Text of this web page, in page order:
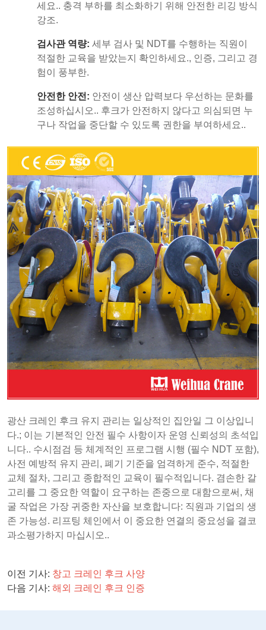
세요.. 충격 부하를 최소화하기 위해 안전한 리깅 방식
강조.
검사관 역량: 세부 검사 및 NDT를 수행하는 직원이
적절한 교육을 받았는지 확인하세요., 인증, 그리고 경
험이 풍부한.
안전한 안전: 안전이 생산 압력보다 우선하는 문화를
조성하십시오.. 후크가 안전하지 않다고 의심되면 누
구나 작업을 중단할 수 있도록 권한을 부여하세요..
광산 크레인 후크 유지 관리는 일상적인 집안일 그 이상입니
다.; 이는 기본적인 안전 필수 사항이자 운영 신뢰성의 초석입
니다.. 수시점검 등 체계적인 프로그램 시행 (필수 NDT 포함),
사전 예방적 유지 관리, 폐기 기준을 엄격하게 준수, 적절한
교체 절차, 그리고 종합적인 교육이 필수적입니다. 겸손한 갈
고리를 그 중요한 역할이 요구하는 존중으로 대함으로써, 채
굴 작업은 가장 귀중한 자산을 보호합니다: 직원과 기업의 생
존 가능성. 리프팅 체인에서 이 중요한 연결의 중요성을 결코
과소평가하지 마십시오..
이전 기사: 창고 크레인 후크 사양
다음 기사: 해외 크레인 후크 인증